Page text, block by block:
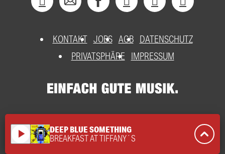
KONTAKT JOBS AGB DATENSCHUTZ
PRIVATSPHÄRE
IMPRESSUM
play_arrow DEEP BLUE SOMETHING
BREAKFAST AT TIFFANY´S